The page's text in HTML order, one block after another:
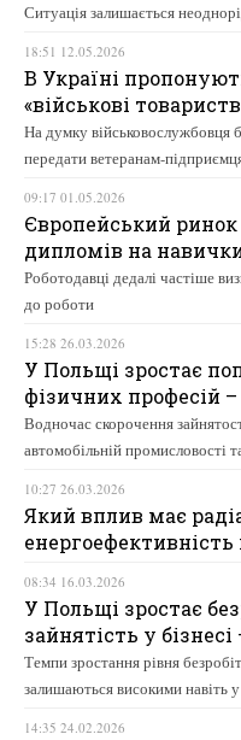
Ситуація залишається
18:51 12.05.2026
В Україні
«військові
На думку військовослужбовця
передати ветеранам-
09:17 01.05.2026
Європейський
дипломів на
Роботодавці дедалі частіше
до роботи
15:28 26.03.2026
У Польщі зростає
фізичних професій
Водночас скорочення
автомобільній промисловості
10:27 26.03.2026
Який вплив має
енергоефективність
08:34 16.03.2026
У Польщі зростає
зайнятість у
Темпи зростання рівня
залишаються високими навіть
14:35 24.02.2026